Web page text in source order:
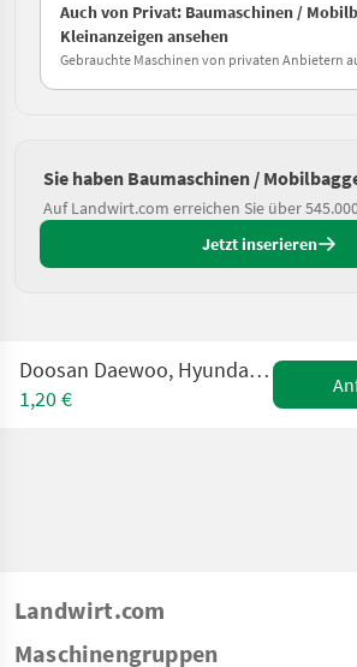
Auch von Privat: Baumaschinen /
Kleinanzeigen ansehen
Gebrauchte Maschinen von privaten Anbietern
Sie haben Baumaschinen /
Auf Landwirt.com erreichen Sie über
Jetzt inserieren
Doosan Daewoo, Hyundai, Hitachi Mobilbagger WANTED - GE
1,20 €
Landwirt.com
Maschinengruppen